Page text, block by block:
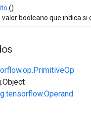
()
valor booleano que indica